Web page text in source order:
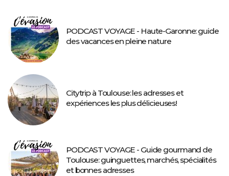
PODCAST VOYAGE - Haute-Garonne: guide
des vacances en pleine nature
Citytrip à Toulouse: les adresses et
expériences les plus délicieuses!
PODCAST VOYAGE - Guide gourmand de
Toulouse: guinguettes, marchés, spécialités
et bonnes adresses